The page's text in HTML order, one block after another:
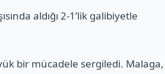
aldığı 2-1’lik galibiyetle
bir mücadele sergiledi. Malaga,